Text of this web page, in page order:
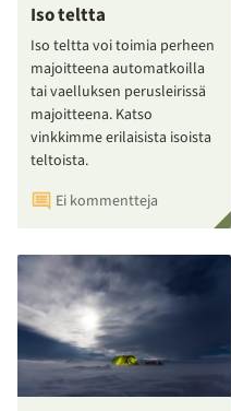
Iso teltta
Iso teltta voi toimia perheen
majoitteena automatkoilla
tai vaelluksen perusleirissä
majoitteena. Katso
vinkkimme erilaisista isoista
teltoista.
Ei kommentteja